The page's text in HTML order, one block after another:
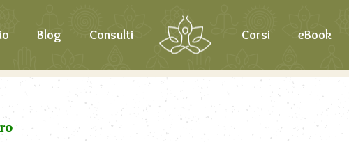
Blog Consulti Corsi eBook